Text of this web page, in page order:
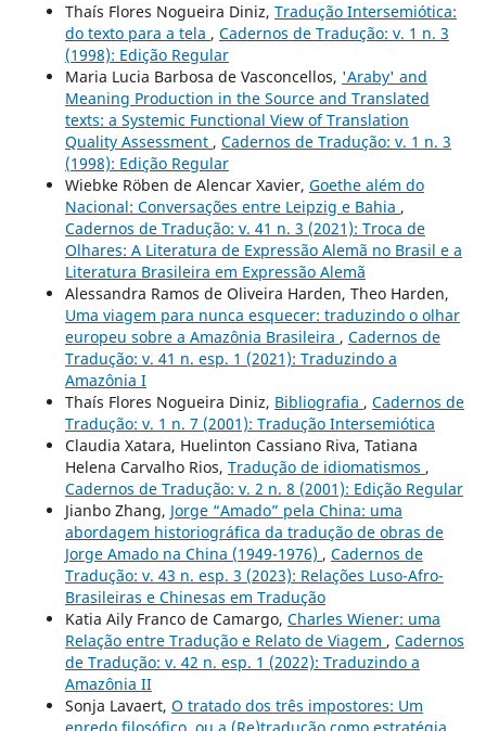
Thaís Flores Nogueira Diniz, Tradução Intersemiótica:
do texto para a tela , Cadernos de Tradução: v. 1 n. 3
(1998): Edição Regular
Maria Lucia Barbosa de Vasconcellos, 'Araby' and
Meaning Production in the Source and Translated
texts: a Systemic Functional View of Translation
Quality Assessment , Cadernos de Tradução: v. 1 n. 3
(1998): Edição Regular
Wiebke Röben de Alencar Xavier, Goethe além do
Nacional: Conversações entre Leipzig e Bahia ,
Cadernos de Tradução: v. 41 n. 3 (2021): Troca de
Olhares: A Literatura de Expressão Alemã no Brasil e a
Literatura Brasileira em Expressão Alemã
Alessandra Ramos de Oliveira Harden, Theo Harden,
Uma viagem para nunca esquecer: traduzindo o olhar
europeu sobre a Amazônia Brasileira , Cadernos de
Tradução: v. 41 n. esp. 1 (2021): Traduzindo a
Amazônia I
Thaís Flores Nogueira Diniz, Bibliografia , Cadernos de
Tradução: v. 1 n. 7 (2001): Tradução Intersemiótica
Claudia Xatara, Huelinton Cassiano Riva, Tatiana
Helena Carvalho Rios, Tradução de idiomatismos ,
Cadernos de Tradução: v. 2 n. 8 (2001): Edição Regular
Jianbo Zhang, Jorge “Amado” pela China: uma
abordagem historiográfica da tradução de obras de
Jorge Amado na China (1949-1976) , Cadernos de
Tradução: v. 43 n. esp. 3 (2023): Relações Luso-Afro-
Brasileiras e Chinesas em Tradução
Katia Aily Franco de Camargo, Charles Wiener: uma
Relação entre Tradução e Relato de Viagem , Cadernos
de Tradução: v. 42 n. esp. 1 (2022): Traduzindo a
Amazônia II
Sonja Lavaert, O tratado dos três impostores: Um